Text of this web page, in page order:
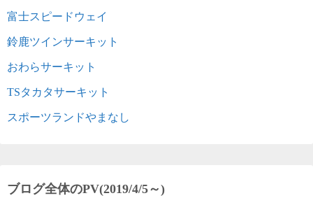
富士スピードウェイ
鈴鹿ツインサーキット
おわらサーキット
TSタカタサーキット
スポーツランドやまなし
ブログ全体のPV(2019/4/5～)